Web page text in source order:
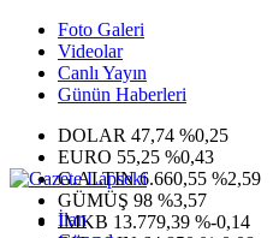
Foto Galeri
Videolar
Canlı Yayın
Günün Haberleri
DOLAR 47,74 %0,25
EURO 55,25 %0,43
G.ALTIN6.660,55 %2,59
GÜMÜŞ 98 %3,57
IMKB 13.779,39 %-0,14
İlan